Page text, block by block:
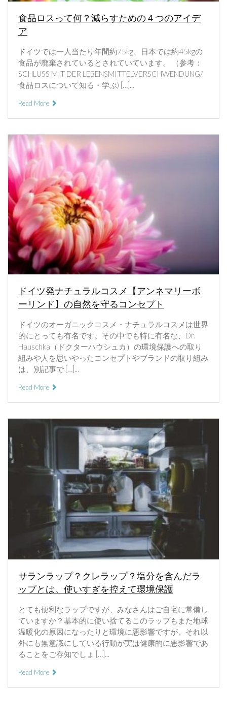
食品ロスって何？減らすための４つのアイデ
ア
ドイツでは一人当たり年間約75kg、日本では約45kgの
食品が廃棄されているとされていています。 （参考：
SCHLUSS MIT DER LEBENSMITTELVERSCHWENDUNG/
食品ロスについて知る・学ぶ) […]...
Read More
ドイツ発ナチュラルコスメ【アンネマリーボ
ーリンド】の自然を守るコンセプト
ドイツのオーガニックコスメ・ナチュラルコスメは世界
的にとっても有名です。その中でも特に有名な、Dr.
Hauschka（ドクターハウシュカ）の環境保護への取り
組みや人を思いやったコンセプトやブランドの取り組み
は、別記事で […]...
Read More
サランラップ？クレラップ？塩分を含んだラ
ップとは。使いすぎを控えて環境保護
とても便利なラップですが、みなさんはご自宅に常備し
ていますか？基本的に使い捨てるこのラップもまた地球
温暖化の原因になったりと環境に悪影響ですが、それ以
外にも無意識にしている行動が実は健康的に悪影響であ
ることをご存知でしょ […]...
Read More